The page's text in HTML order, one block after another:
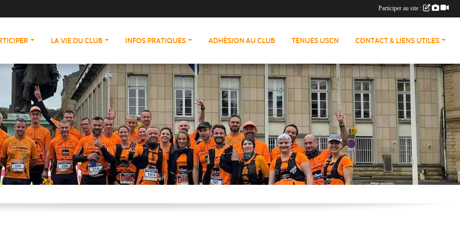
LA VIE DU CLUB INFOS PRATIQUES ADHÉSION AU CLUB TENUES USCN CONTACT & LIENS UTILES
Participer au site :